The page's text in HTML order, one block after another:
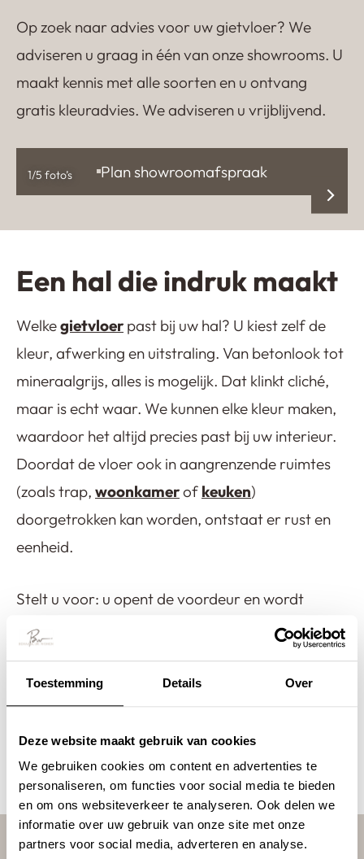
Toestemming Details Over
Deze website maakt gebruik van cookies
We gebruiken cookies om content en advertenties te
personaliseren, om functies voor social media te bieden
en om ons websiteverkeer te analyseren. Ook delen we
informatie over uw gebruik van onze site met onze
partners voor social media, adverteren en analyse.
Op zoek naar advies voor uw gietvloer? We
adviseren u graag in één van onze showrooms. U
maakt kennis met alle soorten en u ontvang
gratis kleuradvies. We adviseren u vrijblijvend.
Plan showroomafspraak
1/5 foto’s
Een hal die indruk maakt
Welkegietvloerpast bij uw hal? U kiest zelf de
kleur, afwerking en uitstraling. Van betonlook tot
mineraalgrijs, alles is mogelijk. Dat klinkt cliché,
maar is echt waar. We kunnen elke kleur maken,
waardoor het altijd precies past bij uw interieur.
Doordat de vloer ook in aangrenzende ruimtes
(zoals trap, woonkamerof keuken)
doorgetrokken kan worden, ontstaat er rust en
eenheid.
Stelt u voor: u opent de voordeur en wordt
begroet door een hal die altijd schoon oogt, met
een vloer die perfect past bij uw stijl. Dat kan!
Plan vandaag nog een showroomafspraak. Daar
laten we u alle kleuren, structuren en combinaties
zien. We denken graag mee over de beste
gietvloer voor uw hal – en eventueel hele woning.